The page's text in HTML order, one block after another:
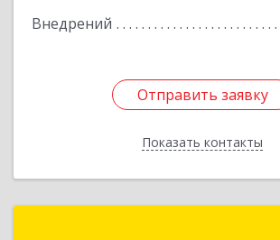
Внедрений
Отправить заявку
Показать контакты
Отправить заявку
Назад